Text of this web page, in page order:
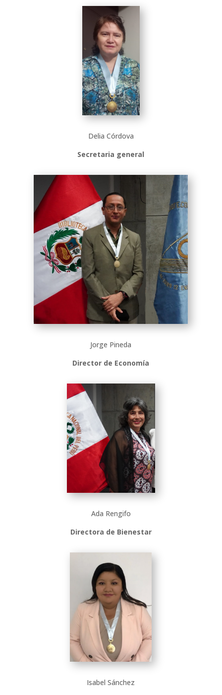
Delia Córdova
Secretaria general
Jorge Pineda
Director de Economía
Ada Rengifo
Directora de Bienestar
Isabel Sánchez